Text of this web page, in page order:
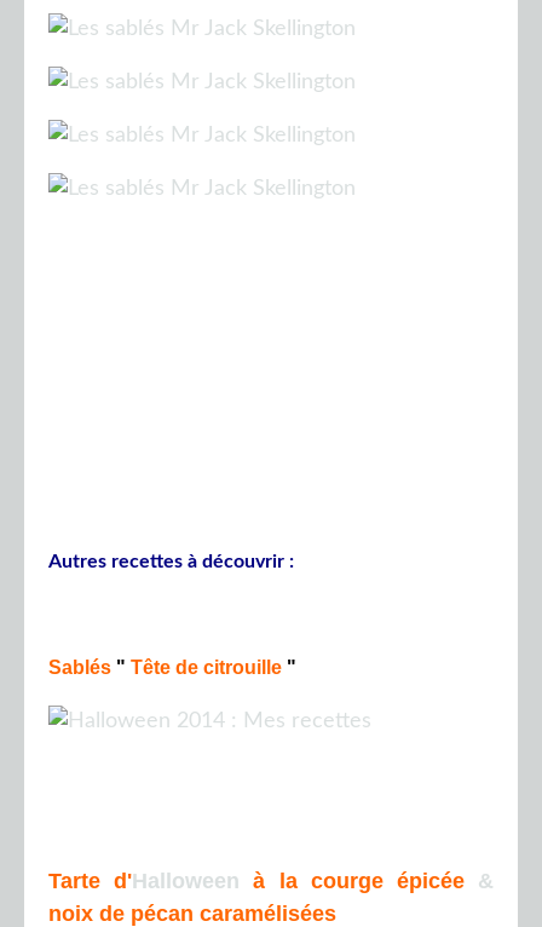
Autres recettes à découvrir :
Sablés " Tête de citrouille "
Tarte d'Halloweenà la courge épicée&
noix de pécan caramélisées